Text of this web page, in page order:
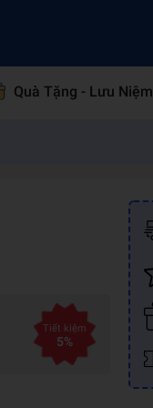
Quà Tặng - Lưu Niệm
Tiết kiệm
5%